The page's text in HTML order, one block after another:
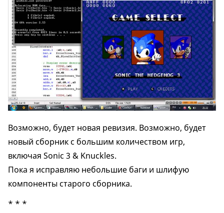
Возможно, будет новая ревизия. Возможно, будет
новый сборник с большим количеством игр,
включая Sonic 3 & Knuckles.
Пока я исправляю небольшие баги и шлифую
компоненты старого сборника.
* * *